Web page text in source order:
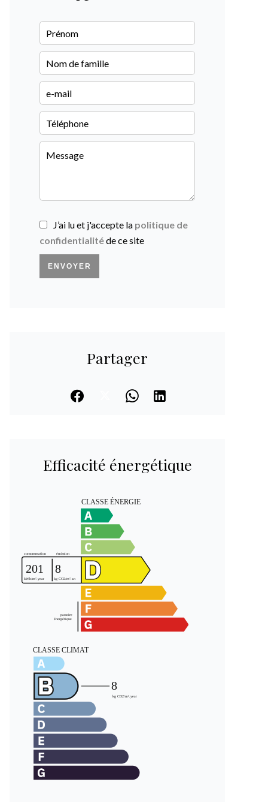
J’ai lu et j'accepte la politique de
confidentialitéde ce site
ENVOYER
Partager
Efficacité énergétique